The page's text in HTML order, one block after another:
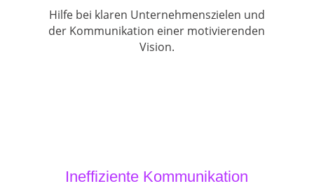
Hilfe bei klaren Unternehmenszielen und
der Kommunikation einer motivierenden
Vision.
Ineffiziente Kommunikation